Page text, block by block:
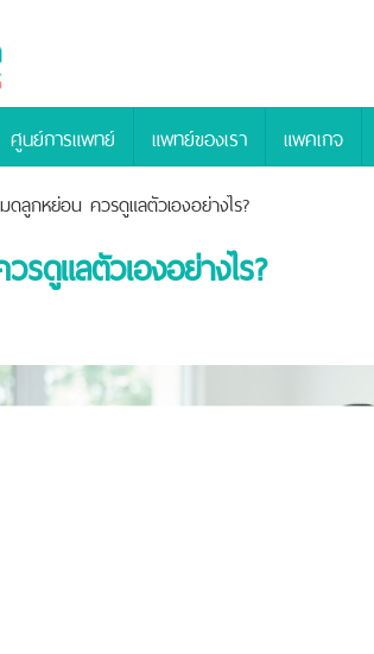
ศูนย์การแพทย์ แพทย์ของเรา แพคเกจ
ดลูกหย่อน ควรดูแลตัวเองอย่างไร?
ดูแลตัวเองอย่างไร?